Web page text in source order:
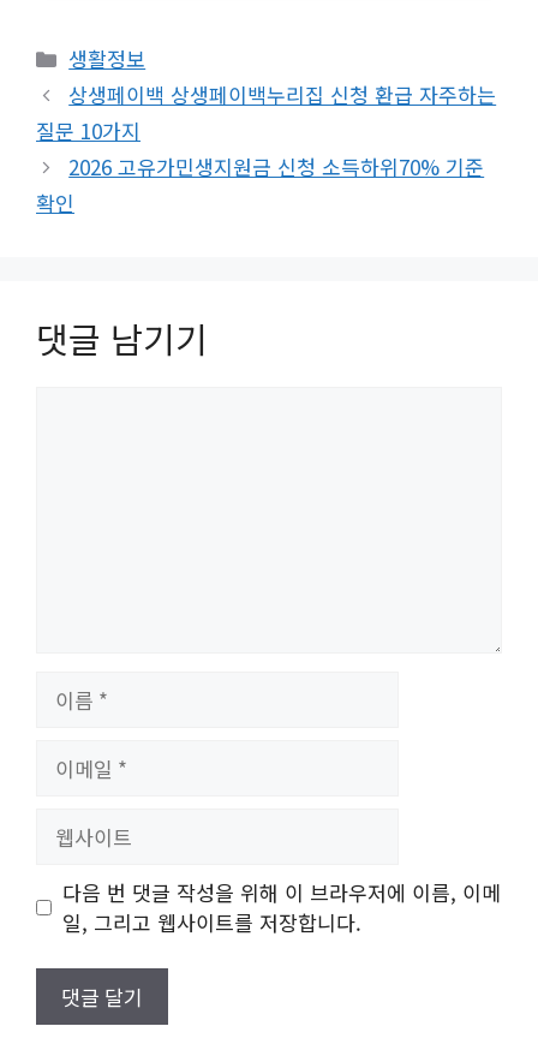
카
테
고
리
생활정보
상생페이백 상생페이백누리집 신청 환급 자주하는
질문 10가지
2026 고유가민생지원금 신청 소득하위70% 기준
확인
댓글 남기기
트
다음 번 댓글 작성을 위해 이 브라우저에 이름, 이메
일, 그리고 웹사이트를 저장합니다.